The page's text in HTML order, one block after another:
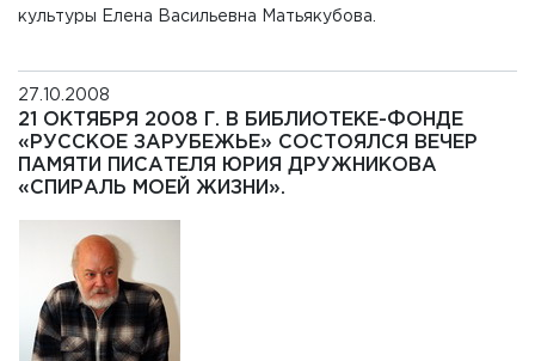
культуры Елена Васильевна Матьякубова.
27.10.2008
21 ОКТЯБРЯ 2008 Г. В БИБЛИОТЕКЕ-ФОНДЕ
«РУССКОЕ ЗАРУБЕЖЬЕ» СОСТОЯЛСЯ ВЕЧЕР
ПАМЯТИ ПИСАТЕЛЯ ЮРИЯ ДРУЖНИКОВА
«СПИРАЛЬ МОЕЙ ЖИЗНИ».